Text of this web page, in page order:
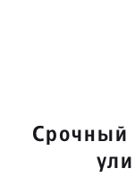
Срочный